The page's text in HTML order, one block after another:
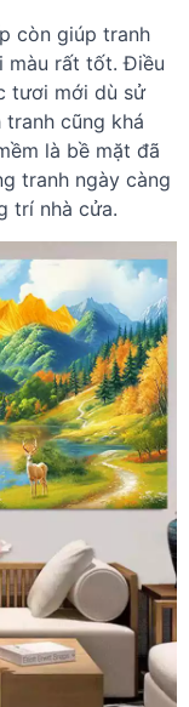
còn giúp tranh
màu rất tốt. Điều
tươi mới dù sử
cũng khá
là bề mặt đã
tranh ngày càng
trí nhà cửa.